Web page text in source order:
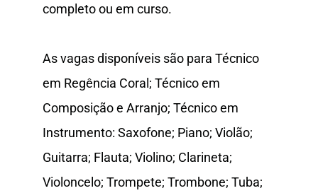
completo ou em curso.
As vagas disponíveis são para Técnico
em Regência Coral; Técnico em
Composição e Arranjo; Técnico em
Instrumento: Saxofone; Piano; Violão;
Guitarra; Flauta; Violino; Clarineta;
Violoncelo; Trompete; Trombone; Tuba;